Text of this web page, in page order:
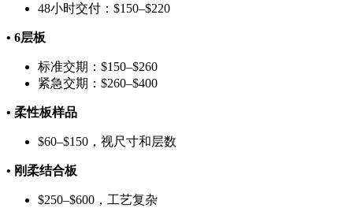
48小时交付：$150–$220
• 6层板
标准交期：$150–$260
紧急交期：$260–$400
• 柔性板样品
$60–$150，视尺寸和层数
• 刚柔结合板
$250–$600，工艺复杂